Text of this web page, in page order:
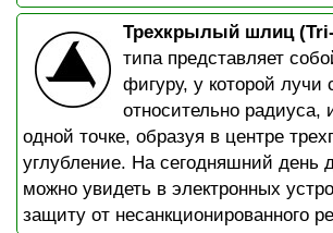
Трехкрылый шлиц
типа представляет
фигуру, у которой
относительно радиуса,
одной точке, образуя в центре
углубление. На сегодняшний день
можно увидеть в электронных
защиту от несанкционированного